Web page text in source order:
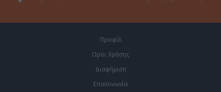
Προφίλ
Οροι Χρήσης
Διαφήμιση
Επικοινωνία